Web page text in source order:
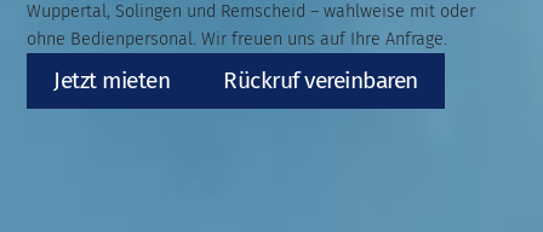
Wuppertal, Solingen und Remscheid – wahlweise mit oder
ohne Bedienpersonal. Wir freuen uns auf Ihre Anfrage.
Jetzt mieten Rückruf vereinbaren